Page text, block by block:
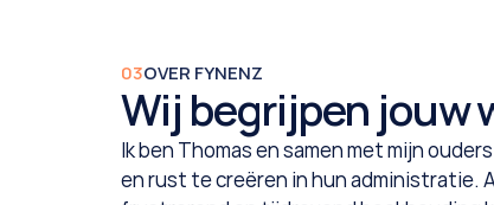
OVER FYNENZ
03
Wij begrijpen jouw
Ik ben Thomas en samen met mijn
en rust te creëren in hun administratie.